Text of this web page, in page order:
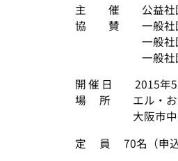
主 催 公益社団
協 賛 一般社団
一般社団法人
一般社団法
開 催 日 2015年5
場 所 エル・おお
大阪市中央区
定 員 70名（申込